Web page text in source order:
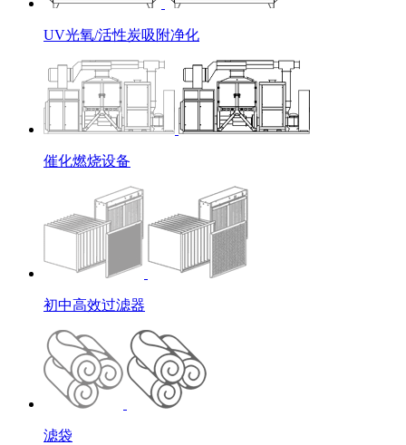
UV光氧/活性炭吸附净化
催化燃烧设备
初中高效过滤器
滤袋